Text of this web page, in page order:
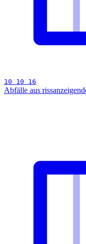
10 10 16
Abfälle aus